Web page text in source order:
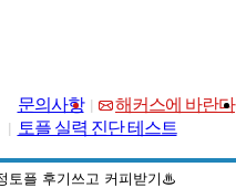
문의사항 해커스에 바란다
토플 실력 진단 테스트